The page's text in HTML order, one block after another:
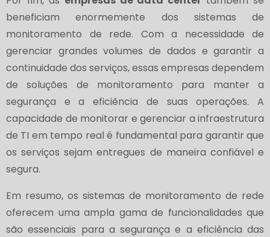
beneficiam enormemente dos sistemas de
monitoramento de rede. Com a necessidade de
gerenciar grandes volumes de dados e garantir a
continuidade dos serviços, essas empresas dependem
de soluções de monitoramento para manter a
segurança e a eficiência de suas operações. A
capacidade de monitorar e gerenciar a infraestrutura
de TI em tempo real é fundamental para garantir que
os serviços sejam entregues de maneira confiável e
segura.
Em resumo, os sistemas de monitoramento de rede
oferecem uma ampla gama de funcionalidades que
são essenciais para a segurança e a eficiência das